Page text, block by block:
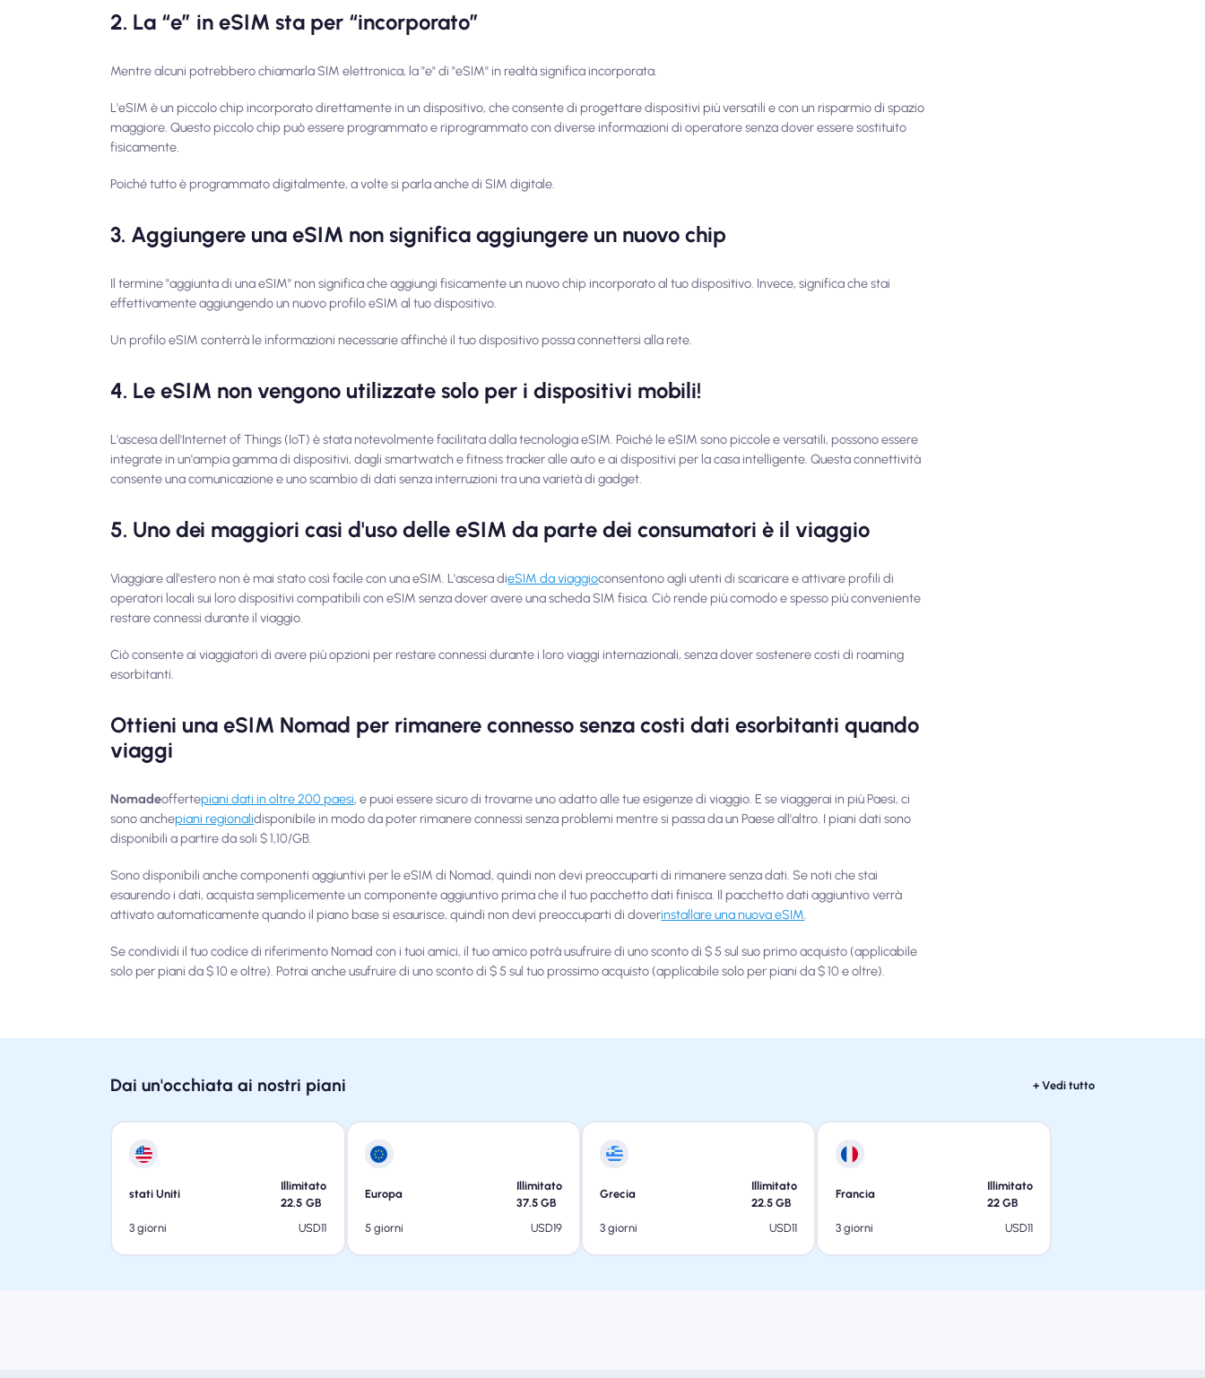
2. La “e” in eSIM sta per “incorporato”
Mentre alcuni potrebbero chiamarla SIM elettronica, la "e" di "eSIM" in realtà significa incorporata.
L'eSIM è un piccolo chip incorporato direttamente in un dispositivo, che consente di progettare dispositivi più versatili e con un risparmio di spazio
maggiore. Questo piccolo chip può essere programmato e riprogrammato con diverse informazioni di operatore senza dover essere sostituito
fisicamente.
Poiché tutto è programmato digitalmente, a volte si parla anche di SIM digitale.
3. Aggiungere una eSIM non significa aggiungere un nuovo chip
Il termine "aggiunta di una eSIM" non significa che aggiungi fisicamente un nuovo chip incorporato al tuo dispositivo. Invece, significa che stai
effettivamente aggiungendo un nuovo profilo eSIM al tuo dispositivo.
Un profilo eSIM conterrà le informazioni necessarie affinché il tuo dispositivo possa connettersi alla rete.
4. Le eSIM non vengono utilizzate solo per i dispositivi mobili!
L'ascesa dell'Internet of Things (IoT) è stata notevolmente facilitata dalla tecnologia eSIM. Poiché le eSIM sono piccole e versatili, possono essere
integrate in un'ampia gamma di dispositivi, dagli smartwatch e fitness tracker alle auto e ai dispositivi per la casa intelligente. Questa connettività
consente una comunicazione e uno scambio di dati senza interruzioni tra una varietà di gadget.
5. Uno dei maggiori casi d'uso delle eSIM da parte dei consumatori è il viaggio
Viaggiare all'estero non è mai stato così facile con una eSIM. L'ascesa dieSIM da viaggioconsentono agli utenti di scaricare e attivare profili di
operatori locali sui loro dispositivi compatibili con eSIM senza dover avere una scheda SIM fisica. Ciò rende più comodo e spesso più conveniente
restare connessi durante il viaggio.
Ciò consente ai viaggiatori di avere più opzioni per restare connessi durante i loro viaggi internazionali, senza dover sostenere costi di roaming
esorbitanti.
Ottieni una eSIM Nomad per rimanere connesso senza costi dati esorbitanti quando
viaggi
Nomadeoffertepiani dati in oltre 200 paesi, e puoi essere sicuro di trovarne uno adatto alle tue esigenze di viaggio. E se viaggerai in più Paesi, ci
sono anchepiani regionalidisponibile in modo da poter rimanere connessi senza problemi mentre si passa da un Paese all'altro. I piani dati sono
disponibili a partire da soli $ 1,10/GB.
Sono disponibili anche componenti aggiuntivi per le eSIM di Nomad, quindi non devi preoccuparti di rimanere senza dati. Se noti che stai
esaurendo i dati, acquista semplicemente un componente aggiuntivo prima che il tuo pacchetto dati finisca. Il pacchetto dati aggiuntivo verrà
attivato automaticamente quando il piano base si esaurisce, quindi non devi preoccuparti di doverinstallare una nuova eSIM.
Se condividi il tuo codice di riferimento Nomad con i tuoi amici, il tuo amico potrà usufruire di uno sconto di $ 5 sul suo primo acquisto (applicabile
solo per piani da $ 10 e oltre). Potrai anche usufruire di uno sconto di $ 5 sul tuo prossimo acquisto (applicabile solo per piani da $ 10 e oltre).
Dai un'occhiata ai nostri piani + Vedi tutto
stati Uniti
Illimitato
22.5 GB
3 giorni
USD11
Europa
Illimitato
37.5 GB
5 giorni
USD19
Grecia
Illimitato
22.5 GB
3 giorni
USD11
Francia
Illimitato
22 GB
3 giorni
USD11